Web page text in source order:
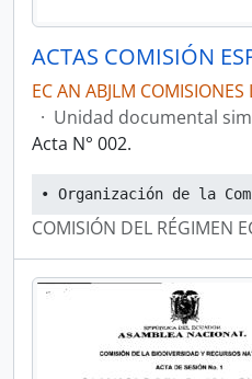
EC AN ABJLM
· Unidad documental
Acta N° 002.
• Organización de la
COMISIÓN DEL RÉGIMEN